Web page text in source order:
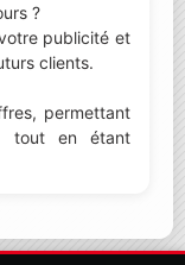
?
publicité et
clients.
permettant
tout en étant